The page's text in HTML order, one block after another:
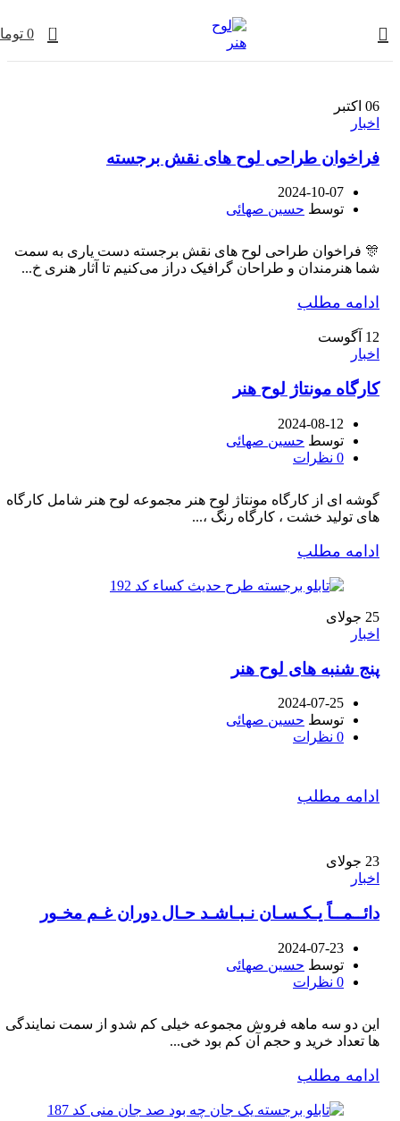
0
0
06 اکتبر
اخبار
فراخوان طراحی لوح های نقش برجسته
2024-10-07
توسط حسین صهائی
🎊 فراخوان طراحی لوح های نقش برجسته دست یاری به سمت
شما هنرمندان و طراحان گرافیک دراز می‌کنیم تا آثار هنری خ...
ادامه مطلب
12 آگوست
اخبار
کارگاه مونتاژ لوح هنر
2024-08-12
توسط حسین صهائی
0 نظرات
گوشه ای از کارگاه مونتاژ لوح هنر مجموعه لوح هنر شامل کارگاه
های تولید خشت ، کارگاه رنگ ،...
ادامه مطلب
25 جولای
اخبار
پنج شنبه های لوح هنر
2024-07-25
توسط حسین صهائی
0 نظرات
ادامه مطلب
23 جولای
اخبار
دائــمــاً یـکـسـان نـبـاشـد حـال دوران غـم مخـور
2024-07-23
توسط حسین صهائی
0 نظرات
این دو سه ماهه فروش مجموعه خیلی کم شدو از سمت نمایندگی
ها تعداد خرید و حجم آن کم بود خی...
ادامه مطلب